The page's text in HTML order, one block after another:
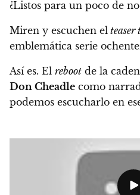
¿Listos para un poco de
Miren y escuchen el
emblemática serie
Así es. El reboot de la
Don Cheadle como
podemos escucharlo en